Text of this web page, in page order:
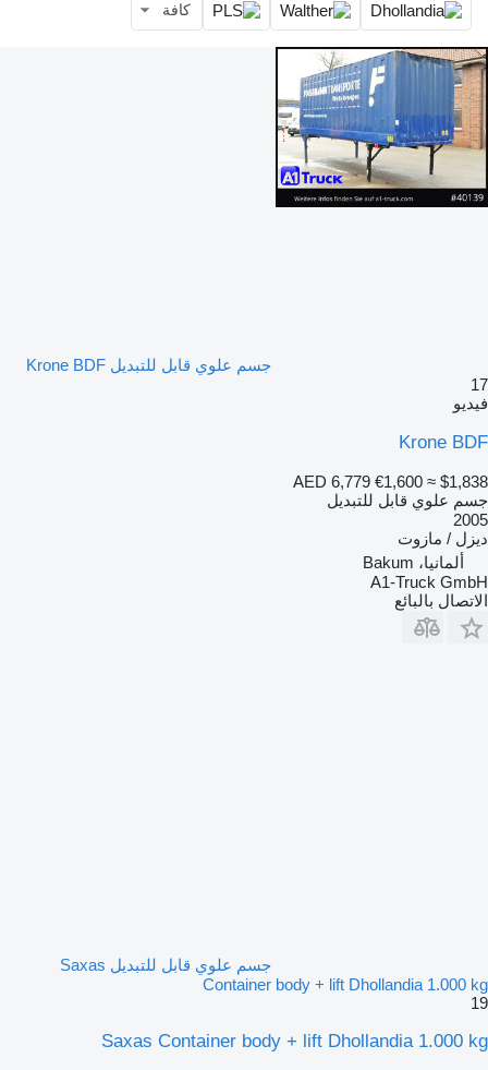
كافة
جسم علوي قابل للتبديل Krone BDF
17
فيديو
Krone BDF
AED 6,779 €1,600 ≈ $1,838
جسم علوي قابل للتبديل
2005
ديزل / مازوت
ألمانيا، Bakum
A1-Truck GmbH
الاتصال بالبائع
جسم علوي قابل للتبديل Saxas
Container body + lift Dhollandia 1.000 kg
19
Saxas Container body + lift Dhollandia 1.000 kg